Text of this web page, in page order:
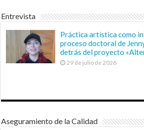
Entrevista
Práctica artística como
proceso doctoral de
detrás del proyecto
29 de julio de 2026
Aseguramiento de la Calidad